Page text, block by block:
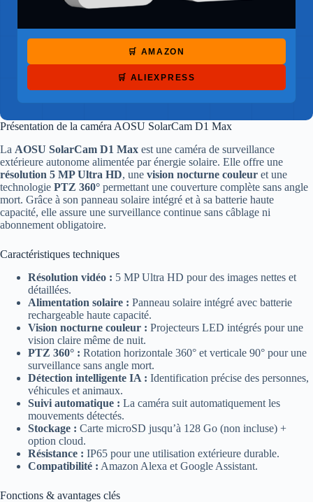
🛒 AMAZON
🛒 ALIEXPRESS
Présentation de la caméra AOSU SolarCam D1 Max
La AOSU SolarCam D1 Max est une caméra de surveillance
extérieure autonome alimentée par énergie solaire. Elle offre une
résolution 5 MP Ultra HD, une vision nocturne couleur et une
technologie PTZ 360° permettant une couverture complète sans angle
mort. Grâce à son panneau solaire intégré et à sa batterie haute
capacité, elle assure une surveillance continue sans câblage ni
abonnement obligatoire.
Caractéristiques techniques
Résolution vidéo : 5 MP Ultra HD pour des images nettes et
détaillées.
Alimentation solaire : Panneau solaire intégré avec batterie
rechargeable haute capacité.
Vision nocturne couleur : Projecteurs LED intégrés pour une
vision claire même de nuit.
PTZ 360° : Rotation horizontale 360° et verticale 90° pour une
surveillance sans angle mort.
Détection intelligente IA : Identification précise des personnes,
véhicules et animaux.
Suivi automatique : La caméra suit automatiquement les
mouvements détectés.
Stockage : Carte microSD jusqu’à 128 Go (non incluse) +
option cloud.
Résistance : IP65 pour une utilisation extérieure durable.
Compatibilité : Amazon Alexa et Google Assistant.
Fonctions & avantages clés